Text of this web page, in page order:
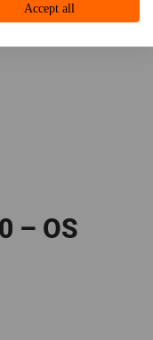
Accept all
– OS